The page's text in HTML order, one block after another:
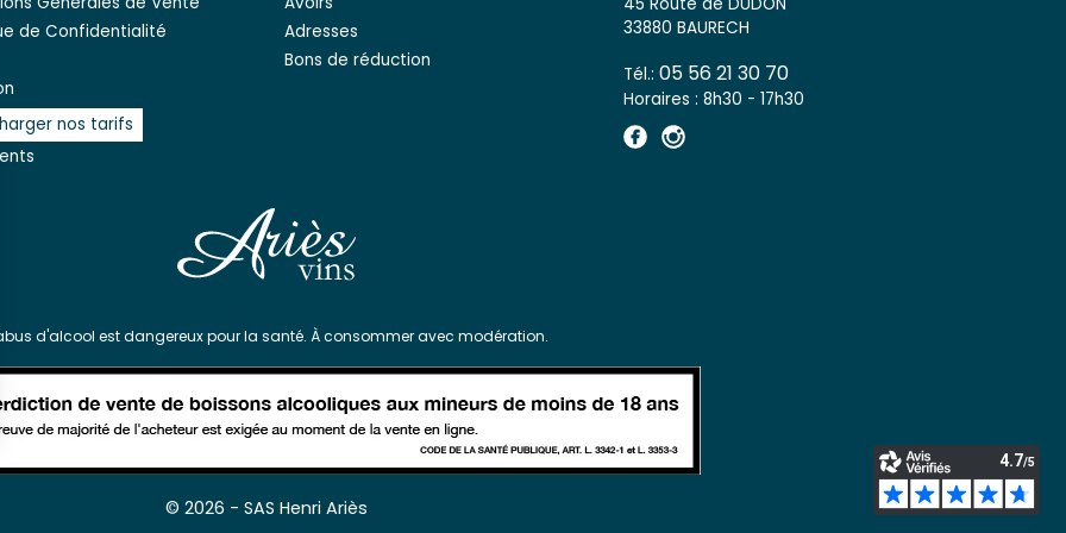
de Confidentialité
nos tarifs
Adresses
Bons de réduction
33880 BAURECH
Tél.: 05 56 21 30 70
Horaires : 8h30 - 17h30
d'alcool est dangereux pour la santé. À consommer avec modération.
© 2026 - SAS Henri Ariès
de confidentialité, en garantissant la conformité avec les réglementations. Personnalisez vos préférences pour